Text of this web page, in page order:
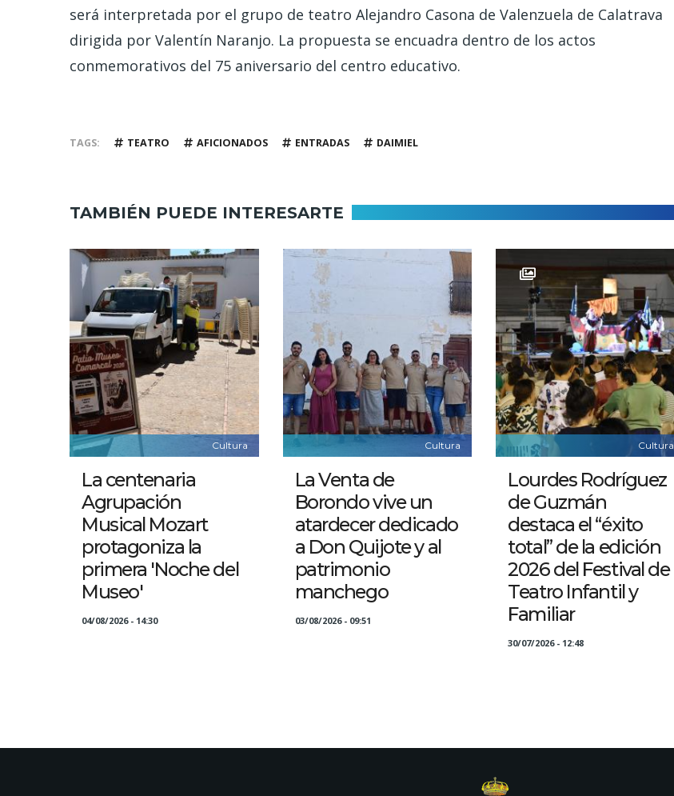
será interpretada por el grupo de teatro Alejandro Casona de Valenzuela de Calatrava
dirigida por Valentín Naranjo. La propuesta se encuadra dentro de los actos
conmemorativos del 75 aniversario del centro educativo.
TAGS TEATRO AFICIONADOS ENTRADAS DAIMIEL
TAMBIÉN PUEDE INTERESARTE
Cultura
La centenaria
Agrupación
Musical Mozart
protagoniza la
primera 'Noche del
Museo'
04/08/2026 - 14:30
Cultura
La Venta de
Borondo vive un
atardecer dedicado
a Don Quijote y al
patrimonio
manchego
03/08/2026 - 09:51
Cultura
Lourdes Rodríguez
de Guzmán
destaca el “éxito
total” de la edición
2026 del Festival de
Teatro Infantil y
Familiar
30/07/2026 - 12:48